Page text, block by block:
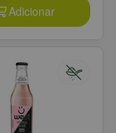
Adicionar